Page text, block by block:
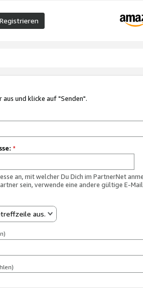
Registrieren
und klicke auf "Senden".
*
an, mit welcher Du Dich im PartnerNet
sein, verwende eine andere gültige E-
aus.